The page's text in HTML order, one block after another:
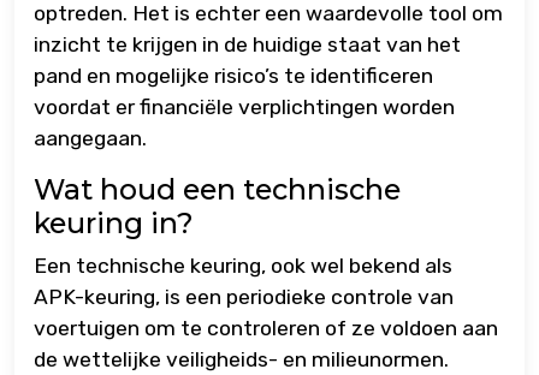
optreden. Het is echter een waardevolle tool om
inzicht te krijgen in de huidige staat van het
pand en mogelijke risico’s te identificeren
voordat er financiële verplichtingen worden
aangegaan.
Wat houd een technische
keuring in?
Een technische keuring, ook wel bekend als
APK-keuring, is een periodieke controle van
voertuigen om te controleren of ze voldoen aan
de wettelijke veiligheids- en milieunormen.